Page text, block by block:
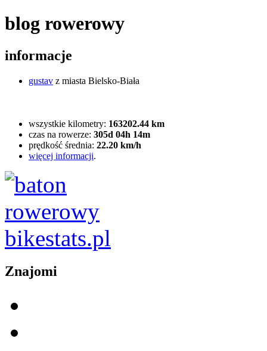
blog rowerowy
informacje
gustav z miasta Bielsko-Biała
wszystkie kilometry: 163202.44 km
czas na rowerze: 305d 04h 14m
prędkość średnia: 22.20 km/h
więcej informacji.
Znajomi